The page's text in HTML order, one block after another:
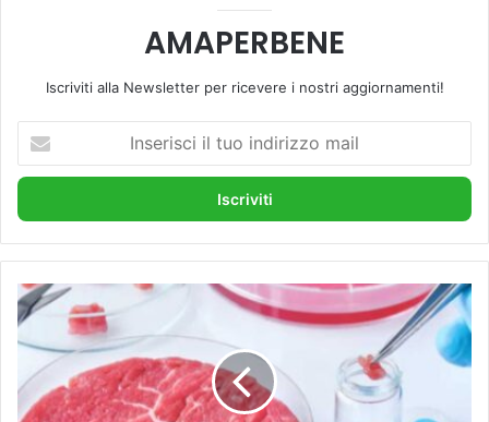
AMAPERBENE
Iscriviti alla Newsletter per ricevere i nostri aggiornamenti!
s
r
i
c
i
i
t
u
C
a
r
e
s